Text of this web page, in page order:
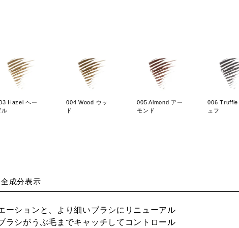
Hazel ヘー
ル
004 Wood ウッ
ド
005 Almond アー
モンド
006 Truffle
ュフ
全成分表示
ーションと、より細いブラシにリニューアル
ラシがうぶ毛までキャッチしてコントロール